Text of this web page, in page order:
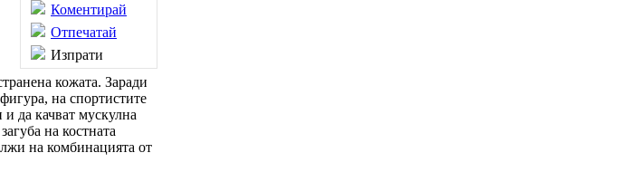
Коментирай
Отпечатай
Изпрати
кожата. Заради
на спортистите
да качват мускулна
на костната
на комбинацията от